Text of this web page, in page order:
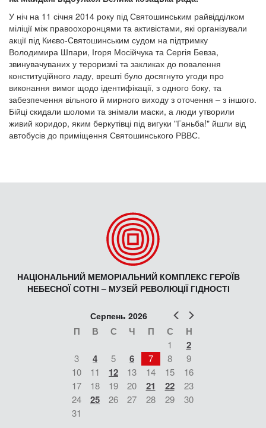
У ніч на 11 січня 2014 року під Святошинським райвідділком
міліції між правоохоронцями та активістами, які організували
акції під Києво-Святошинським судом на підтримку
Володимира Шпари, Ігоря Мосійчука та Сергія Бевза,
звинувачуваних у тероризмі та закликах до повалення
конституційного ладу, врешті було досягнуто угоди про
виконання вимог щодо ідентифікації, з одного боку, та
забезпечення вільного й мирного виходу з оточення – з іншого.
Бійці скидали шоломи та знімали маски, а люди утворили
живий коридор, яким беркутівці під вигуки "Ганьба!" йшли від
автобусів до приміщення Святошинського РВВС.
НАЦІОНАЛЬНИЙ МЕМОРІАЛЬНИЙ КОМПЛЕКС ГЕРОЇВ
НЕБЕСНОЇ СОТНІ – МУЗЕЙ РЕВОЛЮЦІЇ ГІДНОСТІ
Попер
Серпень 2026
П В С Ч П С Н
1 2
3 4 5 6 7 8
9
10
11 12 13 14 15
16
17
18 19 20 21 22
23
24
25 26 27 28 29
30
31